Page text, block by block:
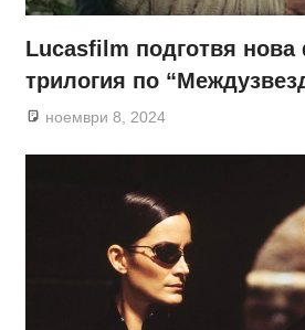
Lucasfilm подготвя
трилогия по
ноември 8, 2024